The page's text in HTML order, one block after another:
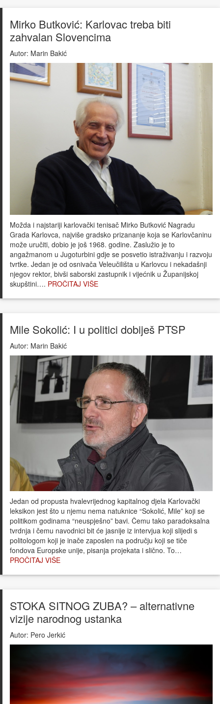
Mirko Butković: Karlovac treba biti
zahvalan Slovencima
Autor: Marin Bakić
Možda i najstariji karlovački tenisač Mirko Butković Nagradu
Grada Karlovca, najviše gradsko prizananje koja se Karlovčaninu
može uručiti, dobio je još 1968. godine. Zaslužio je to
angažmanom u Jugoturbini gdje se posvetio istraživanju i razvoju
tvrtke. Jedan je od osnivača Veleučilišta u Karlovcu i nekadašnji
njegov rektor, bivši saborski zastupnik i vijećnik u Županijskoj
skupštini…. PROČITAJ VIŠE
Mile Sokolić: I u politici dobiješ PTSP
Autor: Marin Bakić
Jedan od propusta hvalevrijednog kapitalnog djela Karlovački
leksikon jest što u njemu nema natuknice “Sokolić, Mile” koji se
politikom godinama “neuspješno” bavi. Čemu tako paradoksalna
tvrdnja i čemu navodnici bit će jasnije iz intervjua koji slijedi s
politologom koji je inače zaposlen na području koji se tiče
fondova Europske unije, pisanja projekata i slično. To…
PROČITAJ VIŠE
STOKA SITNOG ZUBA? – alternativne
vizije narodnog ustanka
Autor: Pero Jerkić